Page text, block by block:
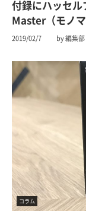
付録にハッセ
Master（モノ
2019/02/7 by 編集
コラム